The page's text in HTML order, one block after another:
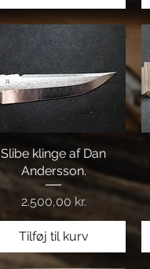
Hurtigvisning
Slibe klinge af Dan
Andersson.
Pris
2.500,00 kr.
Tilføj til kurv